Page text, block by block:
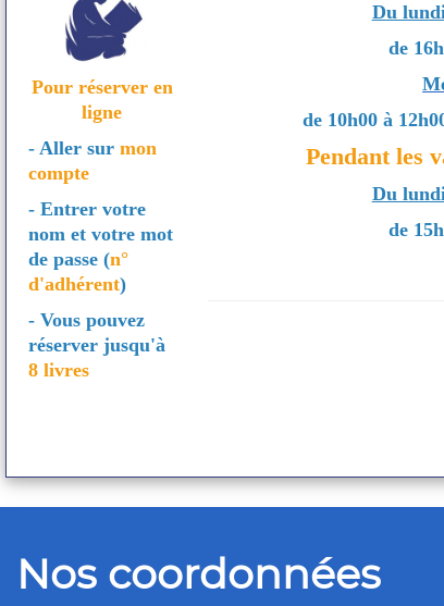
Pour réserver en
ligne
- Aller sur mon
compte
- Entrer votre
nom et votre mot
de passe (n°
d'adhérent)
- Vous pouvez
réserver jusqu'à
8 livres
Du
de
de 10h00 à
Pendant les
Du
de
Nos coordonnées